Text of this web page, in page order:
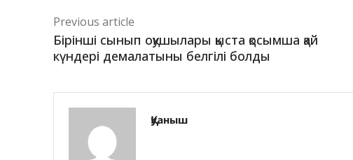
Previous article
Бірінші сынып оқушылары қыста қосымша қай
күндері демалатыны белгілі болды
Қуаныш